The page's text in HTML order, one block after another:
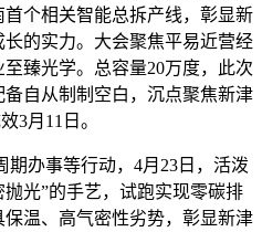
个相关智能总拆产线，彰显新
的实力。大会聚焦平易近营经
臻光学。总容量20万度，此次
自从制制空白，沉点聚焦新津
3月11日。
办事等行动，4月23日，活泼
光”的手艺，试跑实现零碳排
温、高气密性劣势，彰显新津